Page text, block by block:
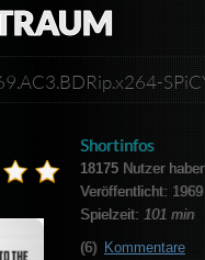
Shortinfos
18175Nutzer
Veröffentlicht: 1969
Spielzeit: 101 min
(6) Kommentare